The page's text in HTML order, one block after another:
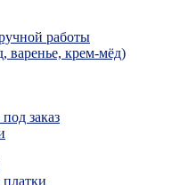
работы
варенье, крем-мёд)
заказ